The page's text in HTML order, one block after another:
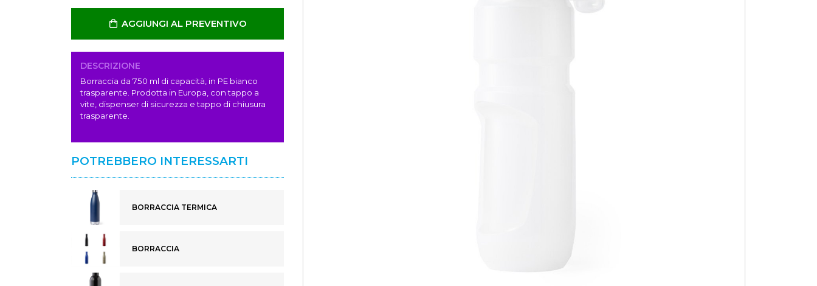
AGGIUNGI AL PREVENTIVO
DESCRIZIONE
Borraccia da 750 ml di capacità, in PE bianco
trasparente. Prodotta in Europa, con tappo a
vite, dispenser di sicurezza e tappo di chiusura
trasparente.
POTREBBERO INTERESSARTI
BORRACCIA TERMICA
BORRACCIA